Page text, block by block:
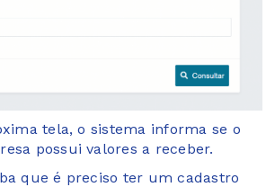
tela, o sistema informa se o
possui valores a receber.
que é preciso ter um cadastro